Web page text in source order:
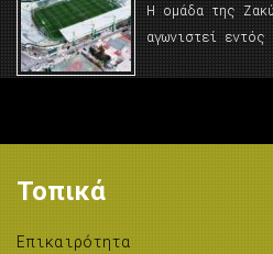
Η ομάδα της
αγωνιστεί εντός
Τοπικά
Επικαιρότητα